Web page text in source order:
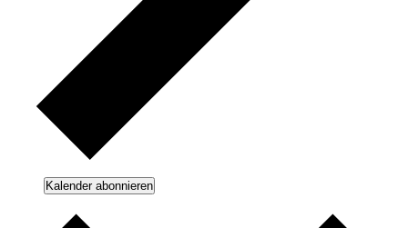
Kalender abonnieren